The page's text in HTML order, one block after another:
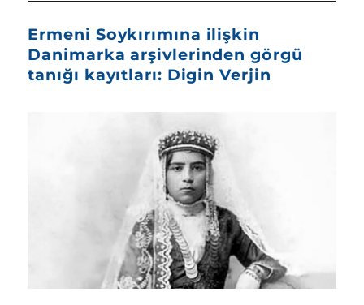
Ermeni Soykırımına ilişkin
Danimarka arşivlerinden görgü
tanığı kayıtları: Digin Verjin